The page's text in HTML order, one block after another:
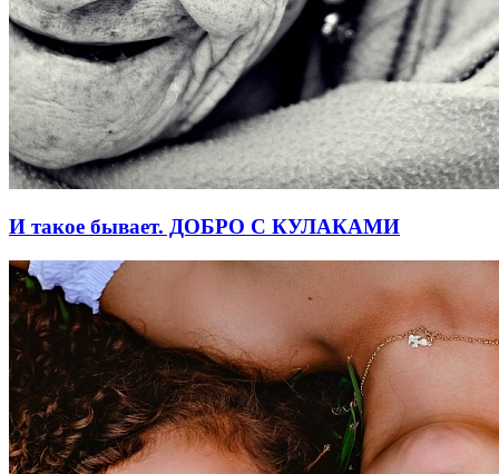
И такое бывает. ДОБРО С КУЛАКАМИ